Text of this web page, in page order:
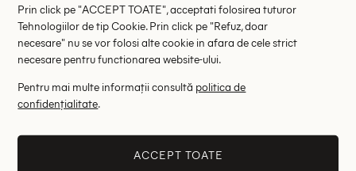
Tricou Asos Maternity, negru
Prin click pe "ACCEPT TOATE", acceptati folosirea tuturor
Tehnologiilor de tip Cookie. Prin click pe "Refuz, doar
necesare" nu se vor folosi alte cookie in afara de cele strict
necesare pentru functionarea website-ului.
Pentru mai multe informații consultă politica de
confidențialitate.
ACCEPT TOATE